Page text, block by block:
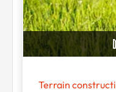
Terrain